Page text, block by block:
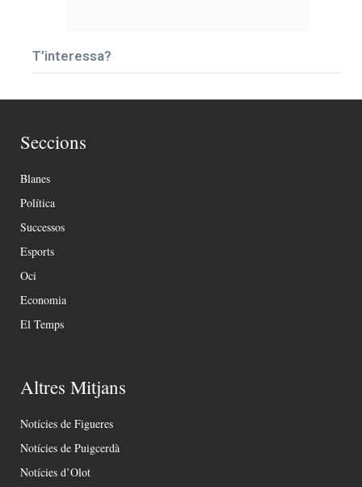
T’interessa?
Seccions
Blanes
Política
Successos
Esports
Oci
Economia
El Temps
Altres Mitjans
Notícies de Figueres
Notícies de Puigcerdà
Notícies d’Olot